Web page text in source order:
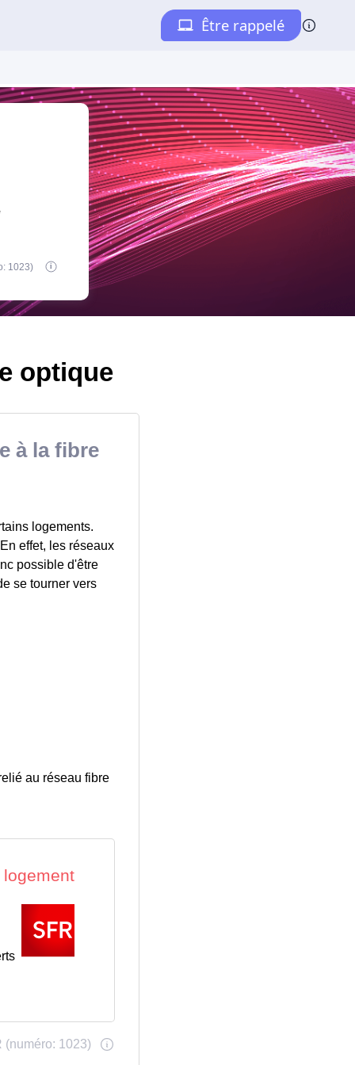
1023)
optique
à la fibre
logements.
effet, les réseaux
possible d'être
se tourner vers
au réseau fibre